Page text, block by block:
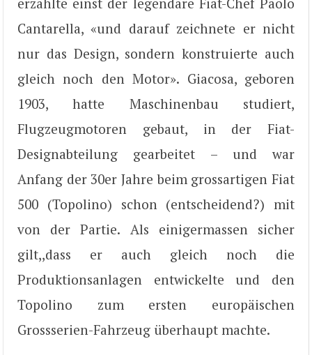
Cantarella, «und darauf zeichnete er nicht
nur das Design, sondern konstruierte auch
gleich noch den Motor». Giacosa, geboren
1903, hatte Maschinenbau studiert,
Flugzeugmotoren gebaut, in der Fiat-
Designabteilung gearbeitet – und war
Anfang der 30er Jahre beim grossartigen Fiat
500 (Topolino) schon (entscheidend?) mit
von der Partie. Als einigermassen sicher
gilt,,dass er auch gleich noch die
Produktionsanlagen entwickelte und den
Topolino zum ersten europäischen
Grossserien-Fahrzeug überhaupt machte.